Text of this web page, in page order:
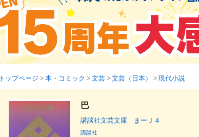
トップページ > 本・コミック > 文芸 > 文芸（日本） > 現代小説
巴
講談社文芸文庫 まーＪ４
講談社